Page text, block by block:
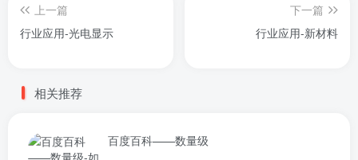
上一篇
行业应用-光电显示
下一篇
行业应用-新材料
相关推荐
百度百科——数量级